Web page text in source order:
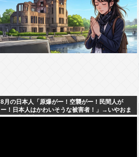
8月の日本人「原爆がー！空襲がー！民間人が
ー！日本人はかわいそうな被害者！」→いやおま
えらは加害者だろごまかすなwww